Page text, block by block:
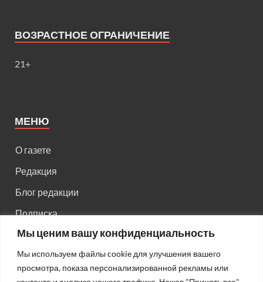
Мы ценим вашу конфиденциальность
Мы используем файлы cookie для улучшения вашего
просмотра, показа персонализированной рекламы или
ВОЗРАСТНОЕ ОГРАНИЧЕНИЕ
21+
МЕНЮ
О газете
Редакция
Блог редакции
Подписка
Правила поведения на сайте
Реклама
Старый сайт